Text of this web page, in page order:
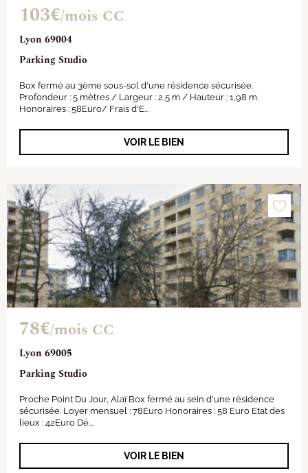
Lyon 69004
Parking Studio
103€/mois CC
Box fermé au 3ème sous-sol d'une résidence sécurisée.
Profondeur : 5 mètres / Largeur : 2,5 m / Hauteur : 1,98 m.
Honoraires : 58Euro/ Frais d'E...
VOIR LE BIEN
Lyon 69005
Parking Studio
78€/mois CC
Proche Point Du Jour, Alaï Box fermé au sein d'une résidence
sécurisée. Loyer mensuel : 78Euro Honoraires : 58 Euro Etat des
lieux : 42Euro Dé...
VOIR LE BIEN